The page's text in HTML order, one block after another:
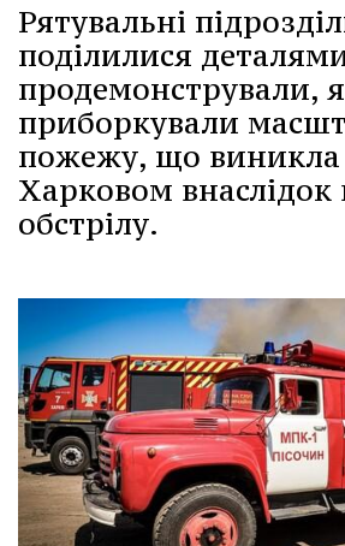
Рятувальні
поділилися
продемонстрували,
приборкували
пожежу, що виникла
Харковом
обстрілу.